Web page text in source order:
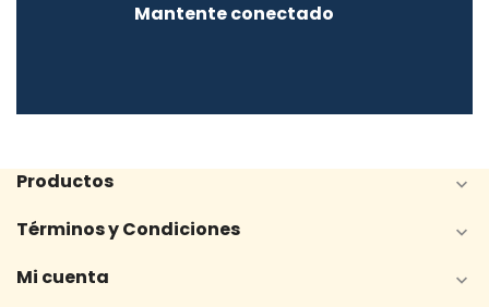
Mantente conectado
Productos 
Términos y Condiciones 
Mi cuenta 